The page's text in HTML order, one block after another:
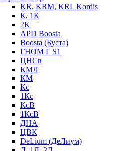
KR, KRM, KRL Kordis
К, 1К
2К
APD Boosta
Boosta (Буста)
ГНОМ Г S1
ЦНСв
КМЛ
КМ
Кс
1Кс
КсВ
1КсВ
ДНА
ЦВК
DeLium (ДеЛиум)